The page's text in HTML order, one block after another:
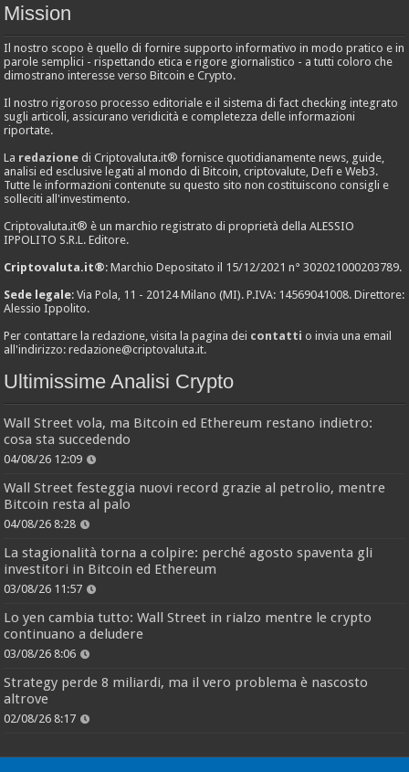
Mission
Il nostro scopo è quello di fornire supporto informativo in modo pratico e in
parole semplici - rispettando etica e rigore giornalistico - a tutti coloro che
dimostrano interesse verso Bitcoin e Crypto.
Il nostro rigoroso processo editoriale e il sistema di fact checking integrato
sugli articoli, assicurano veridicità e completezza delle informazioni
riportate.
La redazione di Criptovaluta.it® fornisce quotidianamente news, guide,
analisi ed esclusive legati al mondo di Bitcoin, criptovalute, Defi e Web3.
Tutte le informazioni contenute su questo sito non costituiscono consigli e
solleciti all'investimento.
Criptovaluta.it® è un marchio registrato di proprietà della ALESSIO
IPPOLITO S.R.L. Editore.
Criptovaluta.it®: Marchio Depositato il 15/12/2021 n° 302021000203789.
Sede legale: Via Pola, 11 - 20124 Milano (MI). P.IVA: 14569041008. Direttore:
Alessio Ippolito.
Per contattare la redazione, visita la pagina dei contatti o invia una email
all'indirizzo:redazione@criptovaluta.it.
Ultimissime Analisi Crypto
Wall Street vola, ma Bitcoin ed Ethereum restano indietro:
cosa sta succedendo
04/08/26 12:09
Wall Street festeggia nuovi record grazie al petrolio, mentre
Bitcoin resta al palo
04/08/26 8:28
La stagionalità torna a colpire: perché agosto spaventa gli
investitori in Bitcoin ed Ethereum
03/08/26 11:57
Lo yen cambia tutto: Wall Street in rialzo mentre le crypto
continuano a deludere
03/08/26 8:06
Strategy perde 8 miliardi, ma il vero problema è nascosto
altrove
02/08/26 8:17